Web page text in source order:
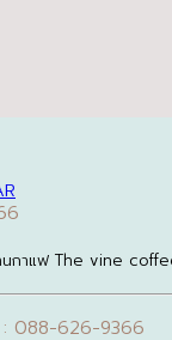
นกาแฟ The vine
088-626-9366